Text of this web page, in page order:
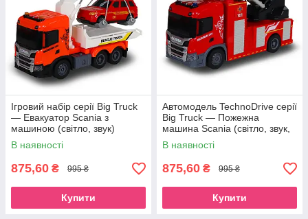
Ігровий набір серії Big Truck
— Евакуатор Scania з
машиною (світло, звук)
В наявності
875,60 ₴ 995 ₴
Купити
Автомодель TechnoDrive серії
Big Truck — Пожежна
машина Scania (світло, звук,
розбризкування води)
(6407KS)
В наявності
875,60 ₴ 995 ₴
Купити